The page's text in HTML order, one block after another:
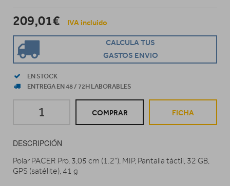
209,01€ IVA incluido
CALCULA TUS
GASTOS ENVIO
EN STOCK
ENTREGA EN 48 / 72H LABORABLES
COMPRAR FICHA
DESCRIPCIÓN
Polar PACER Pro, 3,05 cm (1.2"), MIP, Pantalla táctil, 32 GB,
GPS (satélite), 41 g